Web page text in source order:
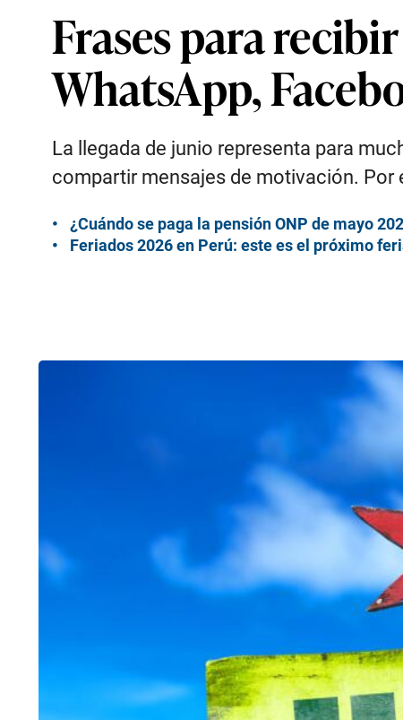
Frases para
WhatsApp,
La llegada de junio representa para
compartir mensajes de motivación. Por
¿Cuándo se paga la pensión ONP de mayo
Feriados 2026 en Perú: este es el próximo